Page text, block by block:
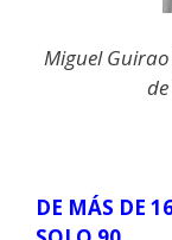
Miguel
DE MÁS DE